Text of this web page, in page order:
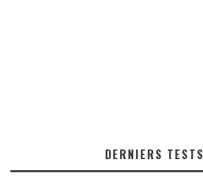
DERNIERS TESTS